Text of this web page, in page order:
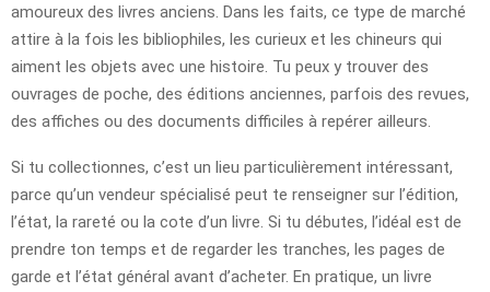
amoureux des livres anciens. Dans les faits, ce type de marché
attire à la fois les bibliophiles, les curieux et les chineurs qui
aiment les objets avec une histoire. Tu peux y trouver des
ouvrages de poche, des éditions anciennes, parfois des revues,
des affiches ou des documents difficiles à repérer ailleurs.
Si tu collectionnes, c’est un lieu particulièrement intéressant,
parce qu’un vendeur spécialisé peut te renseigner sur l’édition,
l’état, la rareté ou la cote d’un livre. Si tu débutes, l’idéal est de
prendre ton temps et de regarder les tranches, les pages de
garde et l’état général avant d’acheter. En pratique, un livre